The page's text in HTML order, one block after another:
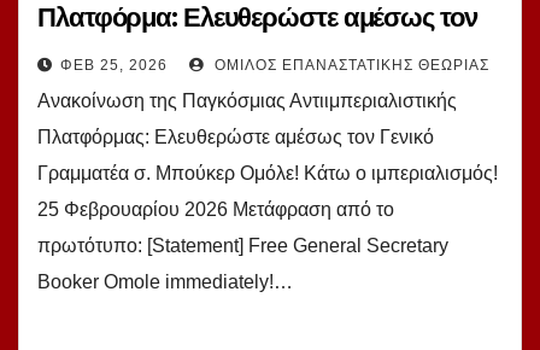
Πλατφόρμα: Ελευθερώστε αμέσως τον
Γ. Γ. σ. Μπούκερ Ομόλε!
ΦΕΒ 25, 2026 ΌΜΙΛΟΣ ΕΠΑΝΑΣΤΑΤΙΚΉΣ ΘΕΩΡΊΑΣ
Ανακοίνωση της Παγκόσμιας Αντιιμπεριαλιστικής
Πλατφόρμας: Ελευθερώστε αμέσως τον Γενικό
Γραμματέα σ. Μπούκερ Ομόλε! Κάτω ο ιμπεριαλισμός!
25 Φεβρουαρίου 2026 Μετάφραση από το
πρωτότυπο: [Statement] Free General Secretary
Booker Omole immediately!…